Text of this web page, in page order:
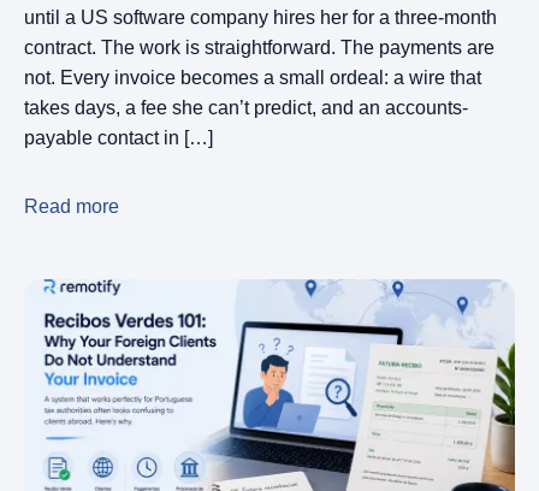
until a US software company hires her for a three-month
contract. The work is straightforward. The payments are
not. Every invoice becomes a small ordeal: a wire that
takes days, a fee she can’t predict, and an accounts-
payable contact in […]
Read more